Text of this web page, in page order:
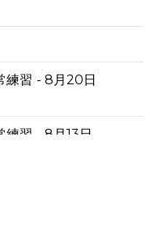
練習 - 8月20日
練習 - 8月13日